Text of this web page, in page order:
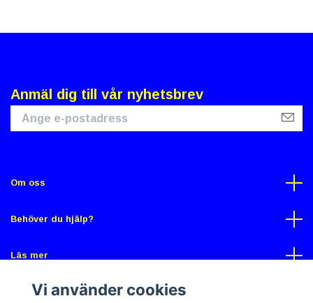
Anmäl dig till vår nyhetsbrev
Om oss
Behöver du hjälp?
Läs mer
Sociala medier
Vi använder cookies